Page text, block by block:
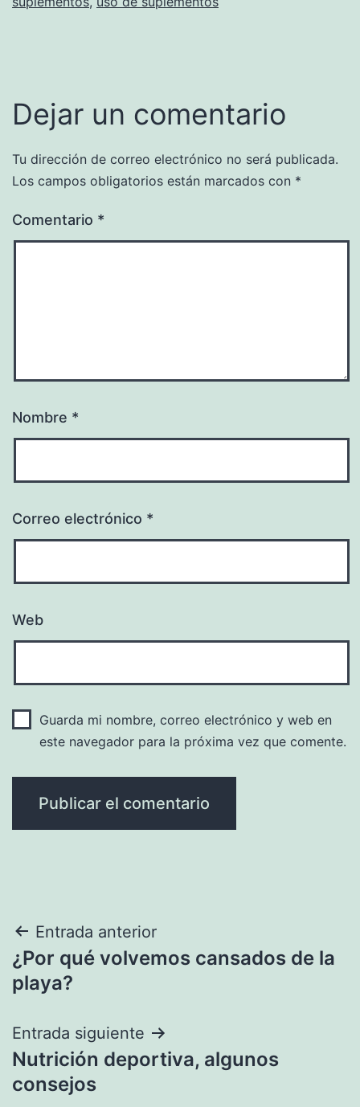
Dejar un comentario
Tu dirección de correo electrónico no será publicada.
Los campos obligatorios están marcados con *
Comentario *
Nombre *
Correo electrónico *
Web
Guarda mi nombre, correo electrónico y web en
este navegador para la próxima vez que comente.
Navegación
de
Entrada anterior
¿Por qué volvemos cansados de la
playa?
Entrada siguiente
Nutrición deportiva, algunos
consejos